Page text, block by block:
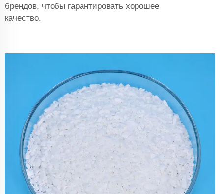
брендов, чтобы гарантировать хорошее
качество.